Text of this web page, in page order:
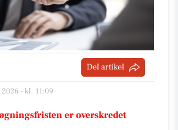
Del artikel
2026 - kl. 11:09
er overskredet